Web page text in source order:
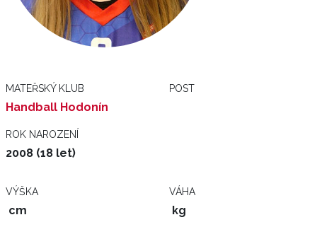
MATEŘSKÝ KLUB
Handball Hodonín
POST
ROK NAROZENÍ
2008 (18 let)
VÝŠKA
cm
VÁHA
kg